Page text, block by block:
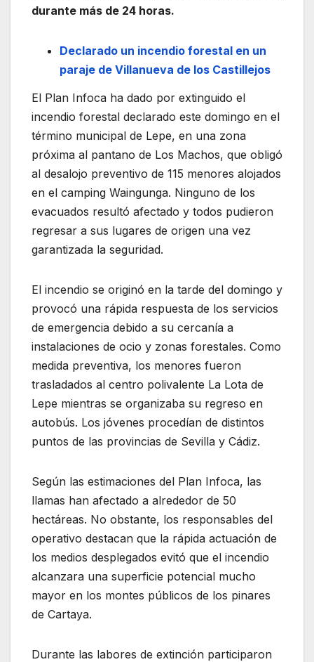
durante más de 24 horas.
Declarado un incendio forestal en un
paraje de Villanueva de los Castillejos
El Plan Infoca ha dado por extinguido el
incendio forestal declarado este domingo en el
término municipal de Lepe, en una zona
próxima al pantano de Los Machos, que obligó
al desalojo preventivo de 115 menores alojados
en el camping Waingunga. Ninguno de los
evacuados resultó afectado y todos pudieron
regresar a sus lugares de origen una vez
garantizada la seguridad.
El incendio se originó en la tarde del domingo y
provocó una rápida respuesta de los servicios
de emergencia debido a su cercanía a
instalaciones de ocio y zonas forestales. Como
medida preventiva, los menores fueron
trasladados al centro polivalente La Lota de
Lepe mientras se organizaba su regreso en
autobús. Los jóvenes procedían de distintos
puntos de las provincias de Sevilla y Cádiz.
Según las estimaciones del Plan Infoca, las
llamas han afectado a alrededor de 50
hectáreas. No obstante, los responsables del
operativo destacan que la rápida actuación de
los medios desplegados evitó que el incendio
alcanzara una superficie potencial mucho
mayor en los montes públicos de los pinares
de Cartaya.
Durante las labores de extinción participaron